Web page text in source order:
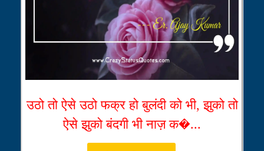
उठो तो ऐसे उठो फक्र हो बुलंदी को भी, झुको तो
ऐसे झुको बंदगी भी नाज़ क�...